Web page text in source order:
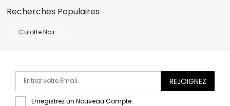
Recherches Populaires
Culotte Noir
REJOIGNEZ
Enregistrez un Nouveau Compte.